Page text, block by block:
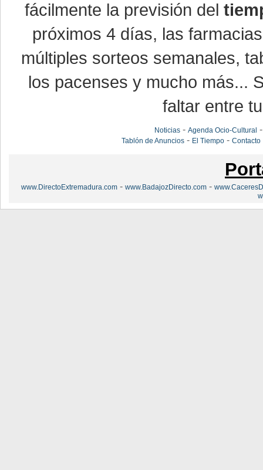
fácilmente la previsión del
próximos 4 días, las
múltiples sorteos semanales,
los pacenses y mucho más...
faltar entre
Noticias -Agenda Ocio-Cultural
Tablón de Anuncios - El Tiempo -Contacto
www.DirectoExtremadura.com - www.BadajozDirecto.com -